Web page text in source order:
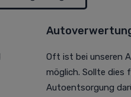
Oft ist bei unseren
möglich. Sollte dies
Autoentsorgung